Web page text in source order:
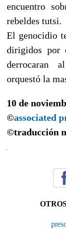
encuentro
rebeldes tutsi.
El genocidio
dirigidos por
derrocaran
orquestó la
10 de
©associated
©traducción